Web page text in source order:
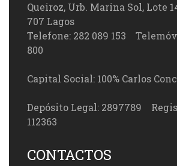
Queiroz, Urb. Marina Sol, Lote
707 Lagos
Telefone: 282 089 153
800
Capital Social: 100% Carlos
Depósito Legal: 2897789
112363
CONTACTOS